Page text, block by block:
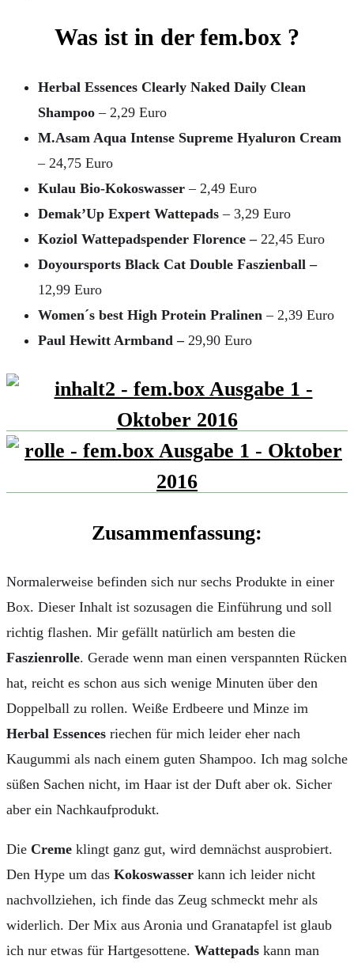
Was ist in der fem.box ?
Herbal Essences Clearly Naked Daily Clean
Shampoo – 2,29 Euro
M.Asam Aqua Intense Supreme Hyaluron Cream
– 24,75 Euro
Kulau Bio-Kokoswasser – 2,49 Euro
Demak’Up Expert Wattepads – 3,29 Euro
Koziol Wattepadspender Florence – 22,45 Euro
Doyoursports Black Cat Double Faszienball –
12,99 Euro
Women´s best High Protein Pralinen – 2,39 Euro
Paul Hewitt Armband – 29,90 Euro
Zusammenfassung:
Normalerweise befinden sich nur sechs Produkte in einer
Box. Dieser Inhalt ist sozusagen die Einführung und soll
richtig flashen. Mir gefällt natürlich am besten die
Faszienrolle. Gerade wenn man einen verspannten Rücken
hat, reicht es schon aus sich wenige Minuten über den
Doppelball zu rollen. Weiße Erdbeere und Minze im
Herbal Essences riechen für mich leider eher nach
Kaugummi als nach einem guten Shampoo. Ich mag solche
süßen Sachen nicht, im Haar ist der Duft aber ok. Sicher
aber ein Nachkaufprodukt.
Die Creme klingt ganz gut, wird demnächst ausprobiert.
Den Hype um das Kokoswasser kann ich leider nicht
nachvollziehen, ich finde das Zeug schmeckt mehr als
widerlich. Der Mix aus Aronia und Granatapfel ist glaub
ich nur etwas für Hartgesottene. Wattepads kann man